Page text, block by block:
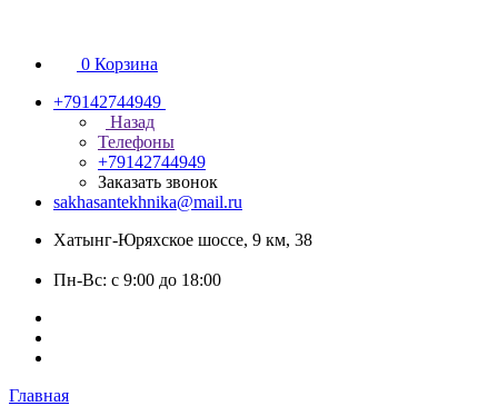
0 Корзина
+79142744949
Назад
Телефоны
+79142744949
Заказать звонок
sakhasantekhnika@mail.ru
Хатынг-Юряхское шоссе, 9 км, 38
Пн-Вс: с 9:00 до 18:00
Главная